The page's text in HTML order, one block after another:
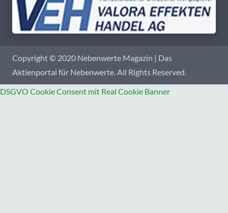
Copyright © 2020 Nebenwerte Magazin | Das
Aktienportal für Nebenwerte. All Rights Reserved.
DSGVO Cookie Consent mit Real Cookie Banner